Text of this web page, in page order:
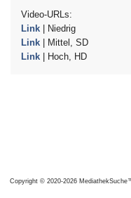
Video-URLs:
Link | Niedrig
Link | Mittel, SD
Link | Hoch, HD
Copyright © 2020-2026